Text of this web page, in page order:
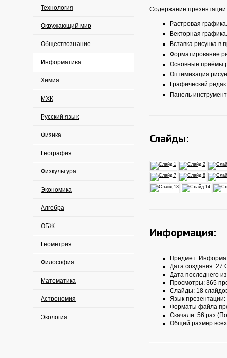
Технология
Окружающий мир
Обществознание
Информатика
Химия
МХК
Русский язык
Физика
География
Физкультура
Экономика
Алгебра
ОБЖ
Геометрия
Философия
Математика
Астрономия
Экология
Содержание презентации:
Растровая графика.
Векторная графика.
Вставка рисунка в
Форматирование
Основные приёмы
Оптимизация
Графический
Панель
Слайды:
Информация:
Предмет:
Дата создания: 27
Дата последнего
Просмотры: 365
Слайды: 18
Язык презентации:
Форматы файла
Скачали: 56 раз
Общий размер